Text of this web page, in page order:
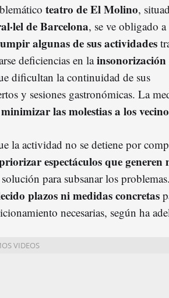
teatro de El Molino,
de Barcelona, se ve obligado a
algunas de sus actividades
deficiencias en lainsonorización
dificultan la continuidad de sus
y sesiones gastronómicas. La
minimizar las molestias a los
la actividad no se detiene por
espectáculos que generen
para subsanar los
plazos ni medidas concretas
necesarias, según ha